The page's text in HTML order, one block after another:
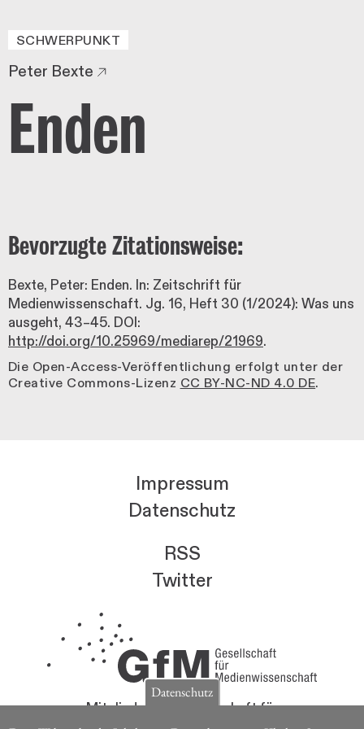
SCHWERPUNKT
Peter Bexte
Enden
Bevorzugte Zitationsweise:
Bexte, Peter: Enden. In: Zeitschrift für
Medienwissenschaft. Jg. 16, Heft 30 (1/2024): Was uns
ausgeht, 43–45. DOI:
http://doi.org/10.25969/mediarep/21969.
Die Open-Access-Veröffentlichung erfolgt unter der
Creative Commons-Lizenz CC BY-NC-ND 4.0 DE.
Impressum
Datenschutz
RSS
Twitter
Mitglieder der Gesellschaft für
Datenschutz